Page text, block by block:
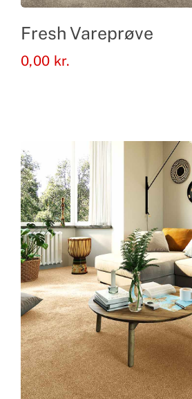
Fresh Vareprøve
0,00 kr.